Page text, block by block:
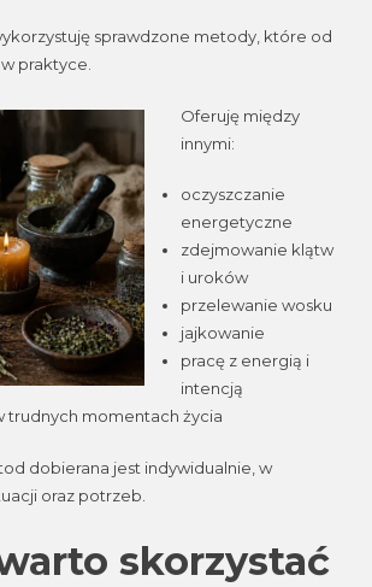
sprawdzone metody, które od
praktyce.
Oferuję między
innymi:
oczyszczanie
energetyczne
zdejmowanie klątw
i uroków
przelewanie wosku
jajkowanie
pracę z energią i
intencją
trudnych momentach życia
dobierana jest indywidualnie, w
oraz potrzeb.
skorzystać